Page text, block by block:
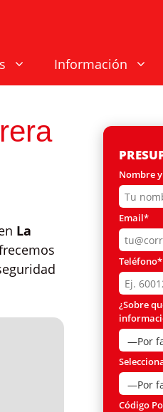
Información
La
Nombre
Email*
Teléfono*
¿Sobre
Código